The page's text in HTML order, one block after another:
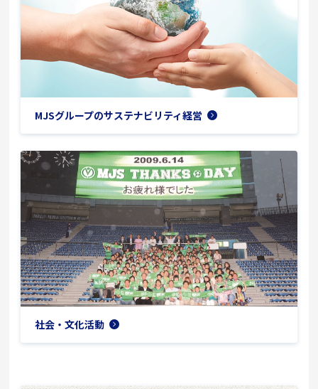
MJSグループのサステナビリティ経営
社会・文化活動